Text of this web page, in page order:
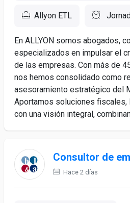
Allyon ETL
En ALLYON somos abogados,
especializados en impulsar el
de las empresas. Con más de
nos hemos consolidado como
asesoramiento estratégico del
Aportamos soluciones
con una visión integral,
Consultor de
Hace 2 días